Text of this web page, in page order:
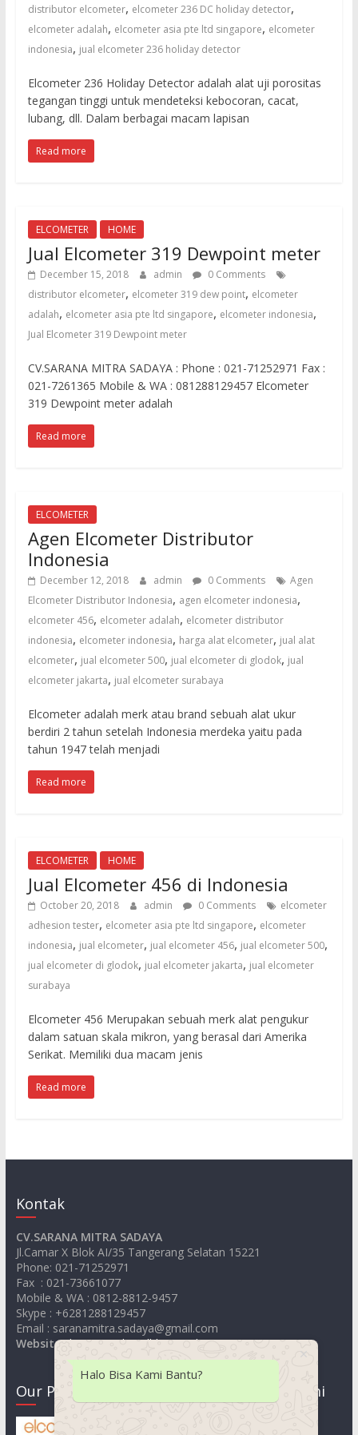
untuk
sandblasting
dan
cut
distributor elcometer, elcometer 236 DC holiday detector,
elcometer adalah, elcometer asia pte ltd singapore, elcometer
indonesia, jual elcometer 236 holiday detector
Elcometer 236 Holiday Detector adalah alat uji porositas
tegangan tinggi untuk mendeteksi kebocoran, cacat,
lubang, dll. Dalam berbagai macam lapisan
Read more
ELCOMETER HOME
Jual Elcometer 319 Dewpoint meter
December 15, 2018 admin
0 Comments
distributor elcometer, elcometer 319 dew point, elcometer
adalah, elcometer asia pte ltd singapore, elcometer indonesia,
Jual Elcometer 319 Dewpoint meter
CV.SARANA MITRA SADAYA : Phone : 021-71252971 Fax :
021-7261365 Mobile & WA : 081288129457 Elcometer
319 Dewpoint meter adalah
Read more
ELCOMETER
Agen Elcometer Distributor
Indonesia
December 12, 2018 admin 0 Comments
Agen
Elcometer Distributor Indonesia, agen elcometer indonesia,
elcometer 456, elcometer adalah, elcometer distributor
indonesia, elcometer indonesia, harga alat elcometer, jual alat
elcometer, jual elcometer 500, jual elcometer di glodok, jual
elcometer jakarta, jual elcometer surabaya
Elcometer adalah merk atau brand sebuah alat ukur
berdiri 2 tahun setelah Indonesia merdeka yaitu pada
tahun 1947 telah menjadi
Read more
ELCOMETER HOME
Jual Elcometer 456 di Indonesia
October 20, 2018 admin 0 Comments
elcometer
adhesion tester, elcometer asia pte ltd singapore, elcometer
indonesia, jual elcometer, jual elcometer 456, jual elcometer 500,
jual elcometer di glodok, jual elcometer jakarta, jual elcometer
surabaya
Elcometer 456 Merupakan sebuah merk alat pengukur
dalam satuan skala mikron, yang berasal dari Amerika
Serikat. Memiliki dua macam jenis
Read more
Kontak
CV.SARANA MITRA SADAYA
Jl.Camar X Blok AI/35 Tangerang Selatan 15221
Phone: 021-71252971
Fax : 021-73661077
Mobile & WA : 0812-8812-9457
Skype : +6281288129457
Email : saranamitra.sadaya@gmail.com
Website:https://jualsandblastingelcometer.com
Our Product Lokasi Kami
Halo Bisa Kami Bantu?